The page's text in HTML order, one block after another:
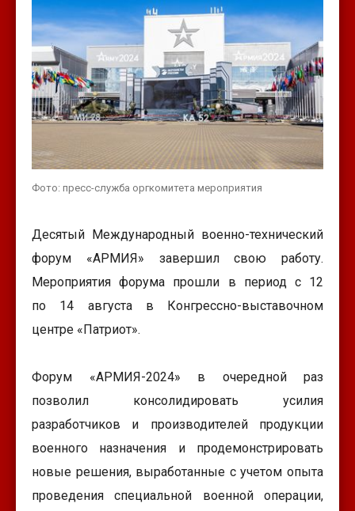
Фото: пресс-служба оргкомитета мероприятия
Десятый Международный военно-технический
форум «АРМИЯ» завершил свою работу.
Мероприятия форума прошли в период с 12
по 14 августа в Конгрессно-выставочном
центре «Патриот».
Форум «АРМИЯ-2024» в очередной раз
позволил консолидировать усилия
разработчиков и производителей продукции
военного назначения и продемонстрировать
новые решения, выработанные с учетом опыта
проведения специальной военной операции,